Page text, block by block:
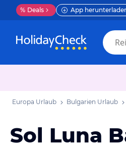
% Deals App
Europa Urlaub Bulgarien Urlaub
Sol Luna